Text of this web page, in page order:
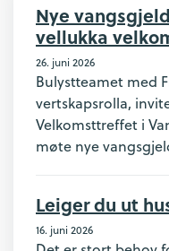
Nye
vellukka
26. juni 2026
Bulystteamet med
vertskapsrolla,
Velkomsttreffet i
møte nye
Leiger du ut
16. juni 2026